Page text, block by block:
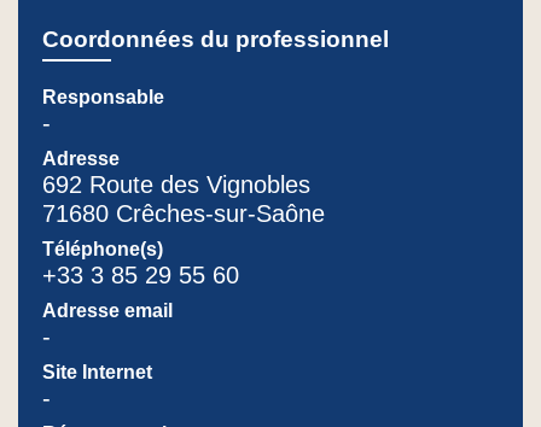
Coordonnées du professionnel
Responsable
-
Adresse
692 Route des Vignobles
71680 Crêches-sur-Saône
Téléphone(s)
+33 3 85 29 55 60
Adresse email
-
Site Internet
-